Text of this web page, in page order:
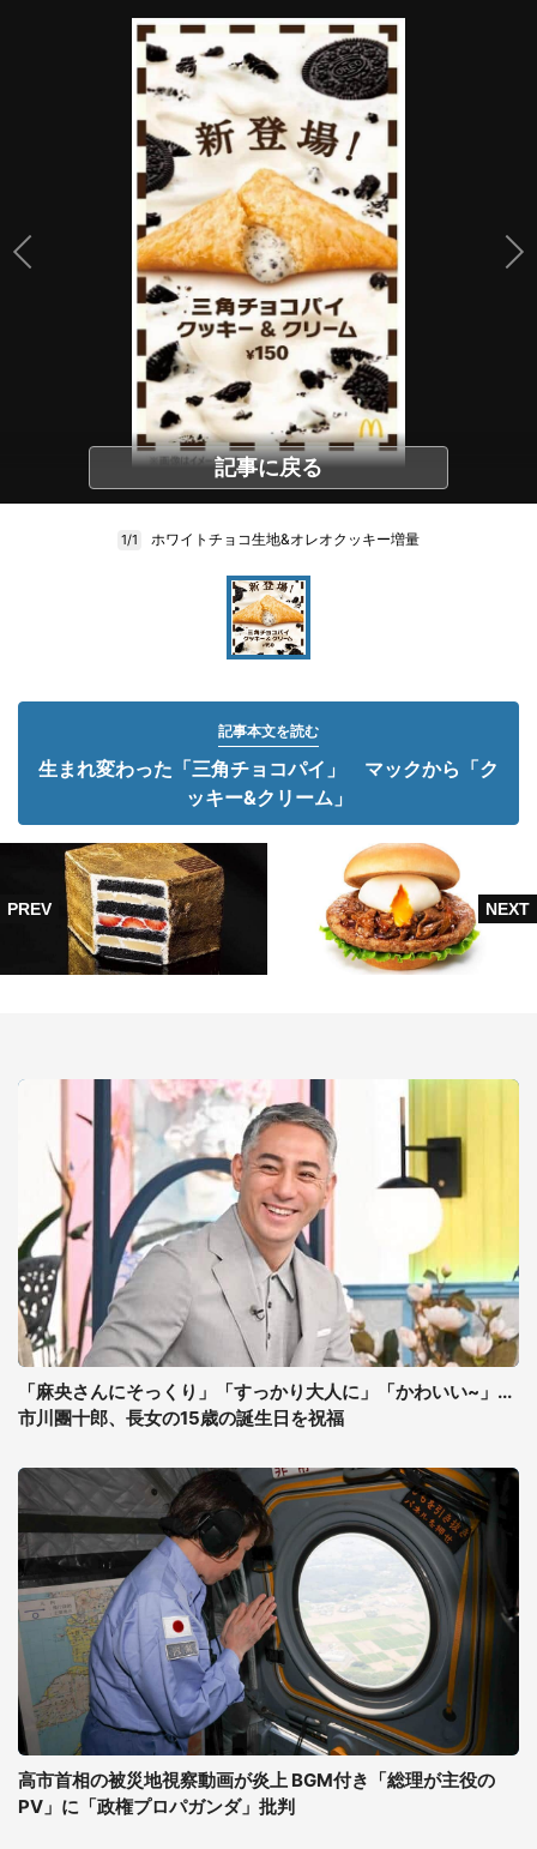
記事に戻る
1/1 ホワイトチョコ生地&オレオクッキー増量
記事本文を読む
生まれ変わった「三角チョコパイ」 マックから「ク
ッキー&クリーム」
「麻央さんにそっくり」「すっかり大人に」「かわいい~」...
市川團十郎、長女の15歳の誕生日を祝福
高市首相の被災地視察動画が炎上 BGM付き「総理が主役の
PV」に「政権プロパガンダ」批判